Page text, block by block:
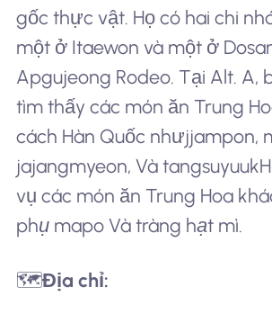
gốc thực vật. Họ có hai chi
một ở Itaewon và một ở
Apgujeong Rodeo. Tại Alt. A,
tìm thấy các món ăn Trung
cách Hàn Quốc nhưjjampon,
jajangmyeon, Và tangsuyuuk
vụ các món ăn Trung Hoa
phụ mapoVà tràng hạt mì.
🗺️Địa chỉ: